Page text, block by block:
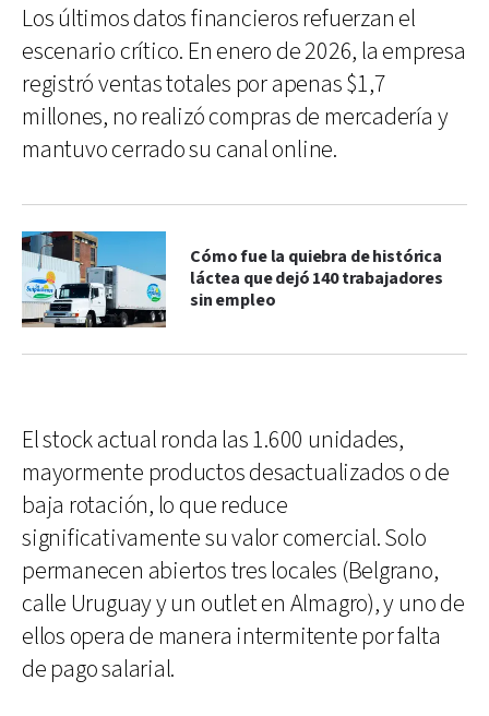
Los últimos datos financieros refuerzan el
escenario crítico. En enero de 2026, la empresa
registró ventas totales por apenas $1,7
millones, no realizó compras de mercadería y
mantuvo cerrado su canal online.
Cómo fue la quiebra de histórica
láctea que dejó 140 trabajadores
sin empleo
El stock actual ronda las 1.600 unidades,
mayormente productos desactualizados o de
baja rotación, lo que reduce
significativamente su valor comercial. Solo
permanecen abiertos tres locales (Belgrano,
calle Uruguay y un outlet en Almagro), y uno de
ellos opera de manera intermitente por falta
de pago salarial.